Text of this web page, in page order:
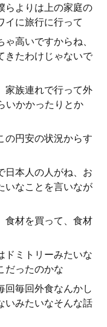
らよりは上の家庭の
イに旅行に行って
高いですからね、
きたわけじゃないで
家族連れで行って外
いかかったりとか
の円安の状況からす
日本人の人がね、お
いなことを言いなが
食材を買って、食材
ドミトリーみたいな
だったのかな
回毎回外食なんかし
いみたいなそんな話